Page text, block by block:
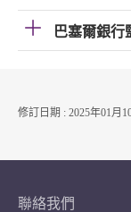
巴塞爾銀行
修訂日期 : 2025年01月
聯絡我們